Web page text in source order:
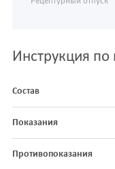
Инструкция
Состав
Показания
Противопоказания